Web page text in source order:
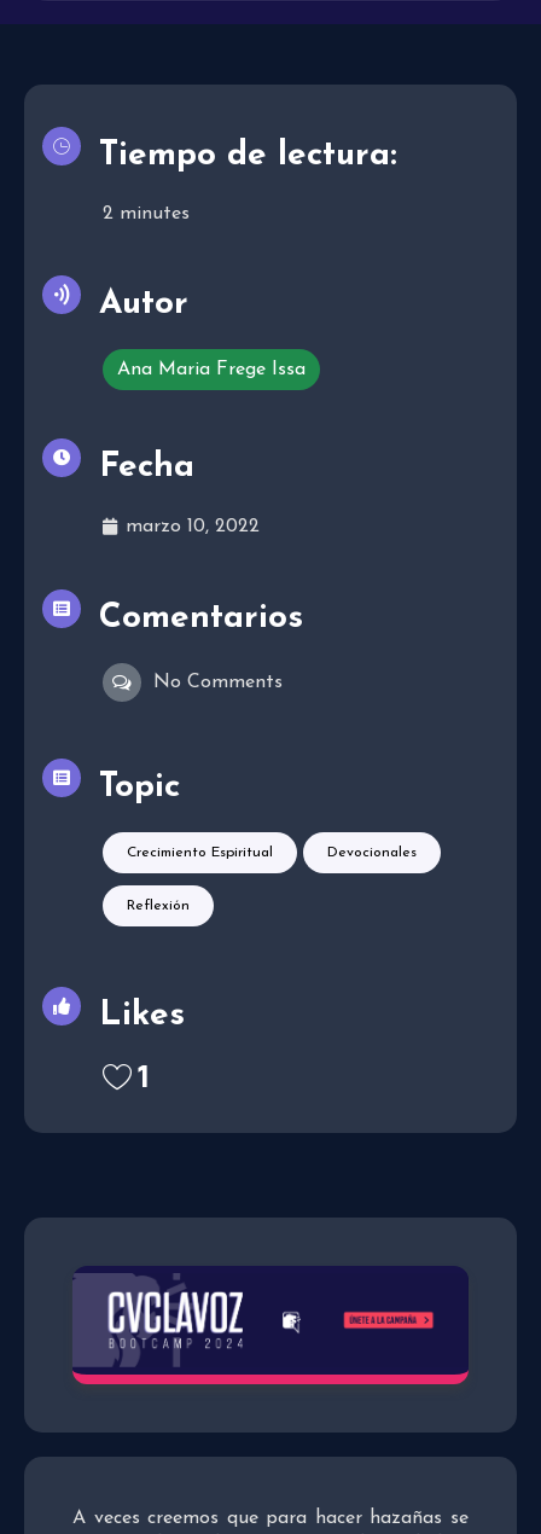
A veces creemos que para hacer hazañas se
Tiempo de lectura:
2 minutes
Autor
Ana Maria Frege Issa
Fecha
marzo 10, 2022
Comentarios
No Comments
Topic
Crecimiento Espiritual Devocionales
Reflexión
Likes
1